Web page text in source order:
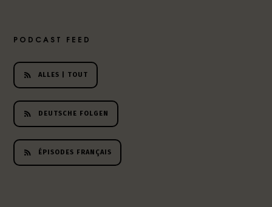
PODCAST FEED
ALLES | TOUT
DEUTSCHE FOLGEN
ÉPISODES FRANÇAIS